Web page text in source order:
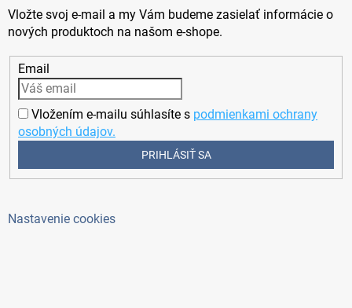
Vložte svoj e-mail a my Vám budeme zasielať informácie o
nových produktoch na našom e-shope.
Email
Vložením e-mailu súhlasíte s podmienkami ochrany
osobných údajov.
PRIHLÁSIŤ SA
Nastavenie cookies